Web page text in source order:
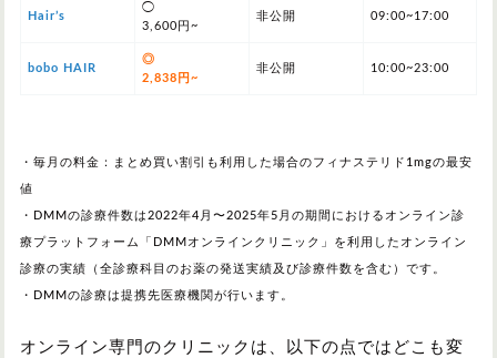
Hair’s
◯
3,600円~
非公開 09:00~17:00
bobo HAIR
◎
2,838円~
非公開 10:00~23:00
・毎月の料金：まとめ買い割引も利用した場合のフィナステリド1mgの最安
値
・DMMの診療件数は2022年4月〜2025年5月の期間におけるオンライン診
療プラットフォーム「DMMオンラインクリニック」を利用したオンライン
診療の実績（全診療科目のお薬の発送実績及び診療件数を含む）です。
・DMMの診療は提携先医療機関が行います。
オンライン専門のクリニックは、以下の点ではどこも変